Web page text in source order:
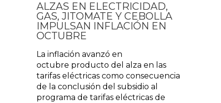
ALZAS EN ELECTRICIDAD,
GAS, JITOMATE Y CEBOLLA
IMPULSAN INFLACIÓN EN
OCTUBRE
La inflación avanzó en
octubre producto del alza en las
tarifas eléctricas como consecuencia
de la conclusión del subsidio al
programa de tarifas eléctricas de